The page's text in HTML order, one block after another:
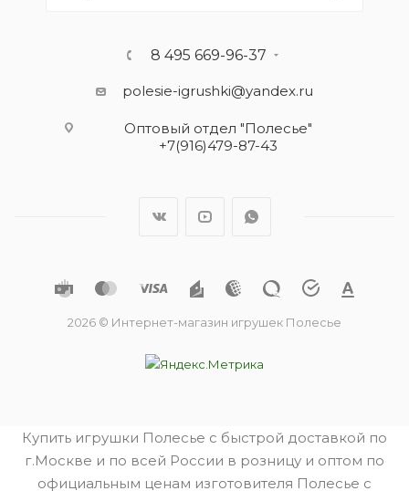
8 495 669-96-37
polesie-igrushki@yandex.ru
Оптовый отдел "Полесье"
+7(916)479-87-43
2026 © Интернет-магазин игрушек Полесье
Купить игрушки Полесье с быстрой доставкой по
г.Москве и по всей России в розницу и оптом по
официальным ценам изготовителя Полесье с